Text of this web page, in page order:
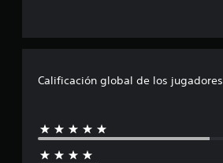
Calificación global de los jugadores